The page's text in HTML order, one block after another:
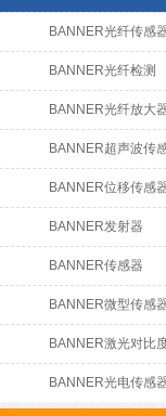
BANNER光纤传感
BANNER光纤检测
BANNER光纤放大
BANNER超声波传
BANNER位移传感
BANNER发射器
BANNER传感器
BANNER微型传感
BANNER激光对比
BANNER光电传感